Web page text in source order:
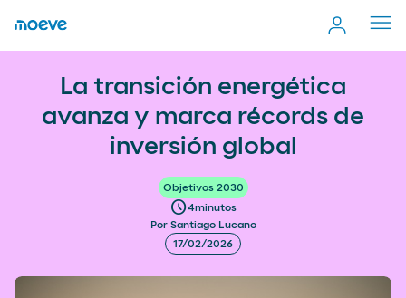
La transición energética
avanza y marca récords de
inversión global
Objetivos 2030
schedule4minutos
Por Santiago Lucano
17/02/2026
inversión global